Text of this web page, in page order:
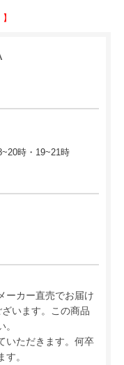
時・19~21時
ーカー直売でお届け
います。この商品
いただきます。何卒
。